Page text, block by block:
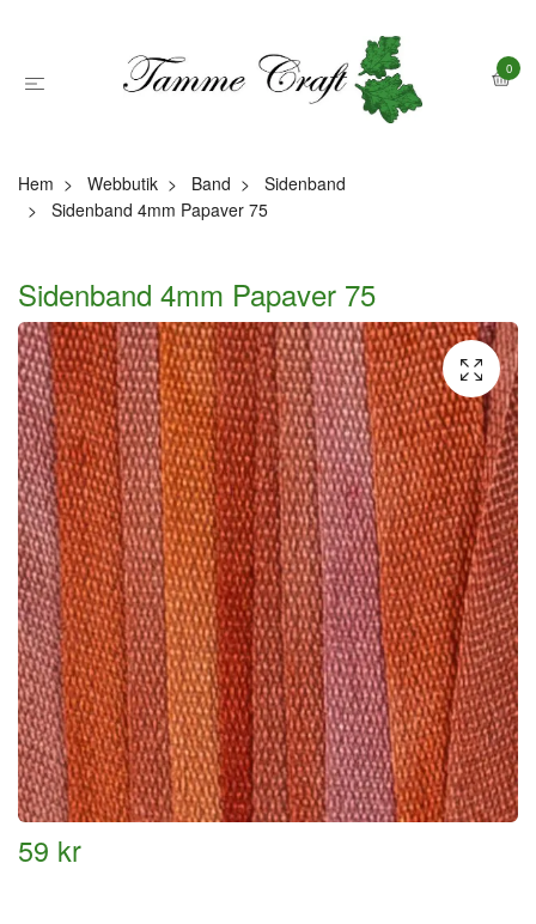
0
Hem Webbutik Band
Sidenband
Sidenband 4mm Papaver 75
Sidenband 4mm Papaver 75
59 kr